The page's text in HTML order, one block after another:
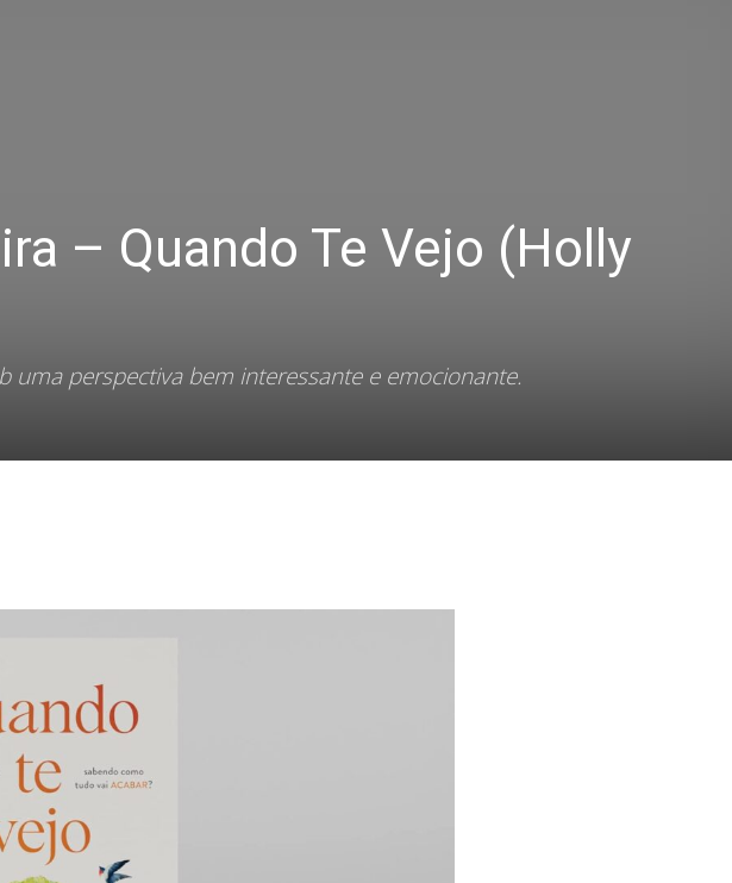
– Quando Te Vejo (Holly
uma perspectiva bem interessante e emocionante.